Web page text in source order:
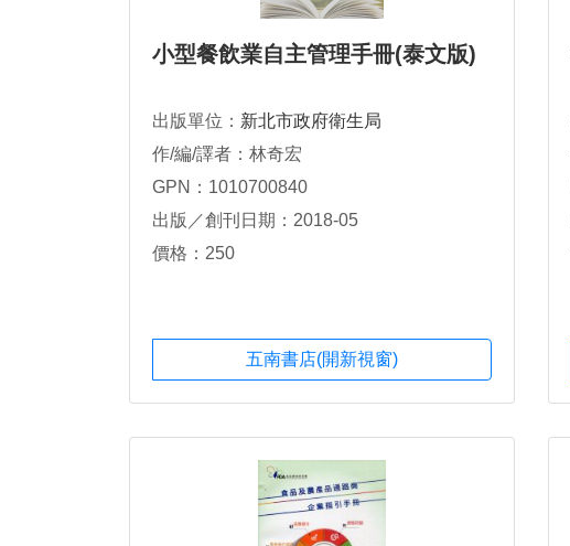
小型餐飲業自主管理手冊(泰文版)
出版單位： 新北市政府衛生局
作/編/譯者：林奇宏
GPN：1010700840
出版／創刊日期：2018-05
價格：250
五南書店(開新視窗)